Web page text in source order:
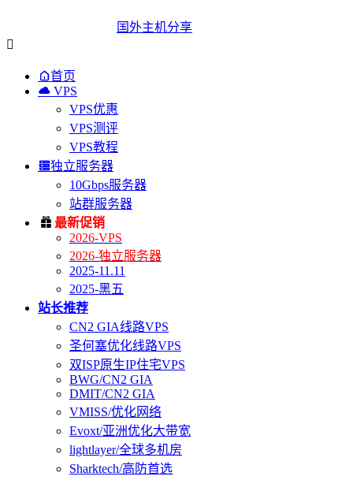
国外主机分享

首页
 VPS
VPS优惠
VPS测评
VPS教程
独立服务器
10Gbps服务器
站群服务器
 最新促销
2026-VPS
2026-独立服务器
2025-11.11
2025-黑五
站长推荐
CN2 GIA线路VPS
圣何塞优化线路VPS
双ISP原生IP住宅VPS
BWG/CN2 GIA
DMIT/CN2 GIA
VMISS/优化网络
Evoxt/亚洲优化大带宽
lightlayer/全球多机房
Sharktech/高防首选